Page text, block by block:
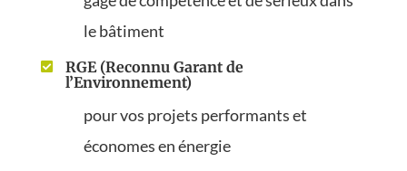
le bâtiment

RGE (Reconnu Garant de
l’Environnement)
pour vos projets performants et
économes en énergie